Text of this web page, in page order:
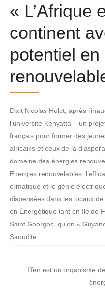
« L’Afrique
continent
potentiel
Dixit Nicolas Hulot, après
l’université Kenyatta – un
français pour former des
africains et ceux de la
domaine des énergies
Energies renouvelables,
climatique et le génie
dispensées dans les locaux
en Énergétique tant en Ile de
Saint Georges, qu’en «
Saoudite.
Iffen est un organisme